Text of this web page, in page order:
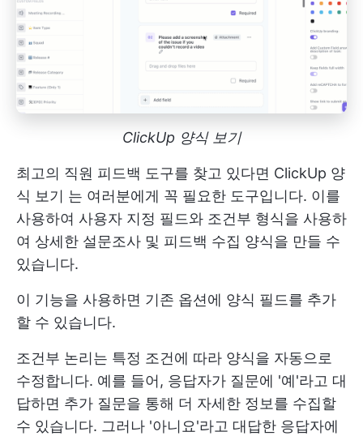
ClickUp 양식 보기
최고의 직원 피드백 도구를 찾고 있다면 ClickUp 양
식 보기 는 여러분에게 꼭 필요한 도구입니다. 이를
사용하여 사용자 지정 필드와 조건부 형식을 사용하
여 상세한 설문조사 및 피드백 수집 양식을 만들 수
있습니다.
이 기능을 사용하면 기존 옵션에 양식 필드를 추가
할 수 있습니다.
조건부 논리는 특정 조건에 따라 양식을 자동으로
수정합니다. 예를 들어, 응답자가 질문에 '예'라고 대
답하면 추가 질문을 통해 더 자세한 정보를 수집할
수 있습니다. 그러나 '아니요'라고 대답한 응답자에